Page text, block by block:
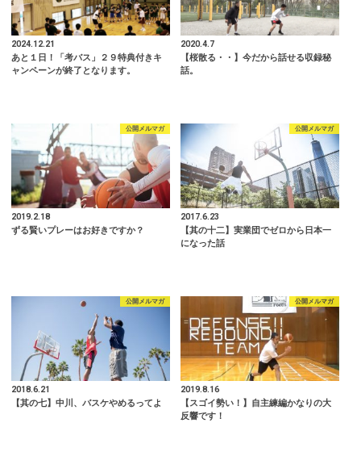
2024.12.21
あと１日！「考バス」２９特典付きキ
ャンペーンが終了となります。
2020.4.7
【桜散る・・】今だから話せる収録秘
話。
公開メルマガ
2019.2.18
ずる賢いプレーはお好きですか？
公開メルマガ
2017.6.23
【其の十二】実業団でゼロから日本一
になった話
公開メルマガ
2018.6.21
【其の七】中川、バスケやめるってよ
公開メルマガ
2019.8.16
【スゴイ勢い！】自主練編かなりの大
反響です！